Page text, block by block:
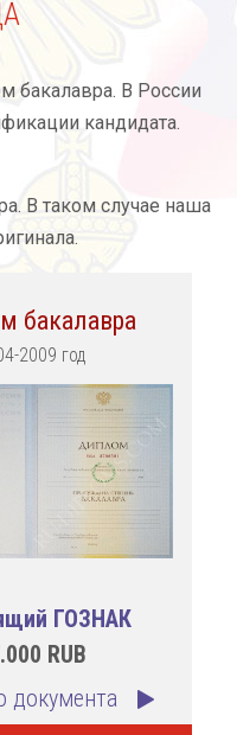
бакалавра. В России
кандидата.
В таком случае наша
бакалавра
2009 год
ГОЗНАК
RUB
документа